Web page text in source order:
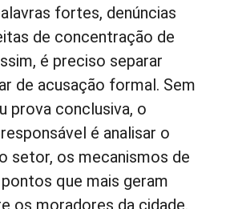
fortes, denúncias
de concentração de
é preciso separar
de acusação formal. Sem
prova conclusiva, o
é analisar o
setor, os mecanismos de
que mais geram
os moradores da cidade.